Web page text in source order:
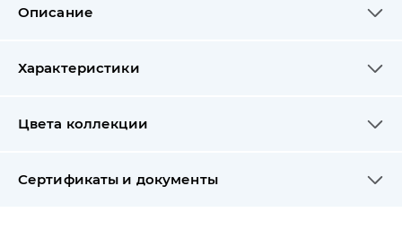
Описание
Характеристики
Цвета коллекции
Сертификаты и документы